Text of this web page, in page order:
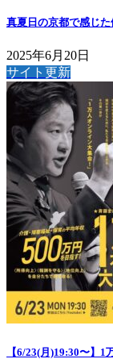
真夏日の京都で感じ
2025年6月20日
サイト更新
【6/23(月)19:30〜】